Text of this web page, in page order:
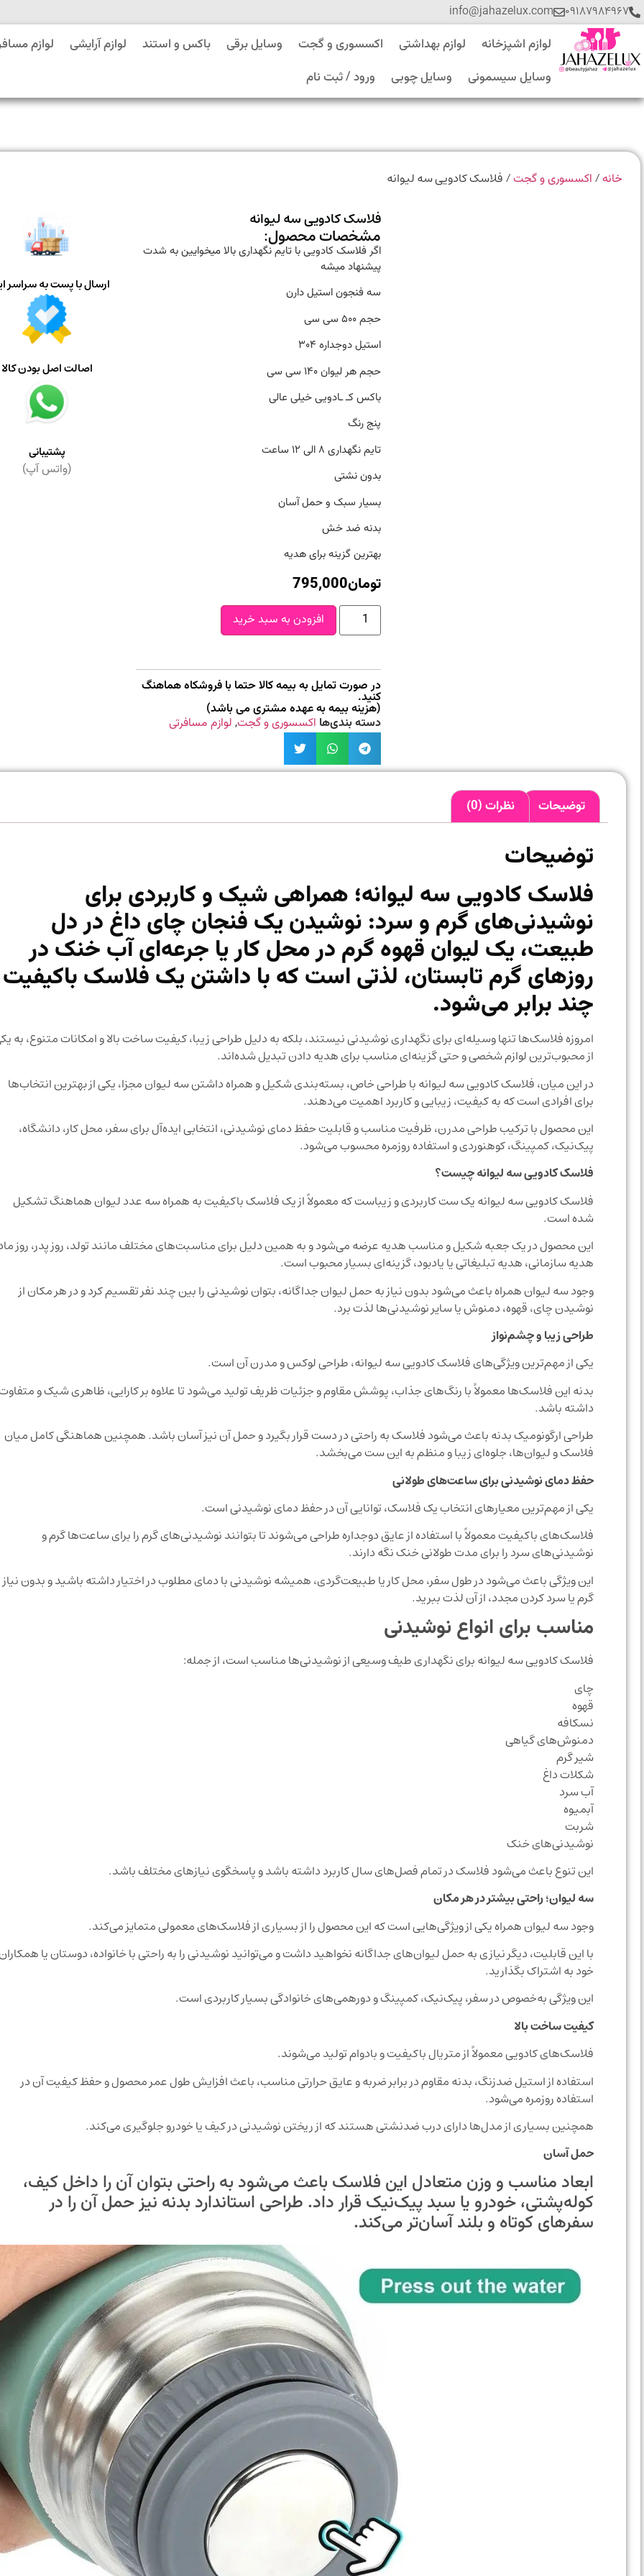
۰۹۱۸۷۹۸۴۹۶۷ info@jahazelux.com
لوازم اشپزخانه لوازم بهداشتی اکسسوری و گجت وسایل برقی باکس و استند لوازم آرایشی
لوازم
وسایل سیسمونی
وسایل چوبی ورود / ثبت نام
خانه/ اکسسوری و گجت/ فلاسک کادویی سه لیوانه
فلاسک کادویی سه لیوانه
مشخصات محصول:
اگر فلاسک کادویی با تایم نگهداری بالا میخوایین به شدت
پیشنهاد میشه
سه فنجون استیل دارن
حجم ۵۰۰ سی سی
استیل دوجداره ۳۰۴
حجم هر لیوان ۱۴۰ سی سی
باکس کـ‌ ـادویی خیلی عالی
پنج رنگ
تایم نگهداری ۸ الی ۱۲ ساعت
بدون نشتی
بسیار سبک و حمل آسان
بدنه ضد خش
بهترین گزینه برای هدیه
تومان795,000
افزودن به سبد خرید
در صورت تمایل به بیمه کالا حتما با فروشکاه هماهنگ
کنید.
(هزینه بیمه به عهده مشتری می باشد)
دسته بندی‌ها اکسسوری و گجت, لوازم مسافرتی
ارسال با پست به سراسر
اصالت اصل بودن کالا
پشتیبانی
(واتس آپ)
توضیحات نظرات (0)
توضیحات
فلاسک کادویی سه لیوانه؛ همراهی شیک و کاربردی برای
نوشیدنی‌های گرم و سرد: نوشیدن یک فنجان چای داغ در دل
طبیعت، یک لیوان قهوه گرم در محل کار یا جرعه‌ای آب خنک در
روزهای گرم تابستان، لذتی است که با داشتن یک فلاسک باکیفیت
چند برابر می‌شود.
امروزه فلاسک‌ها تنها وسیله‌ای برای نگهداری نوشیدنی نیستند، بلکه به دلیل طراحی زیبا، کیفیت ساخت بالا و امکانات متنوع، به
از محبوب‌ترین لوازم شخصی و حتی گزینه‌ای مناسب برای هدیه دادن تبدیل شده‌اند.
در این میان، فلاسک کادویی سه لیوانه با طراحی خاص، بسته‌بندی شکیل و همراه داشتن سه لیوان مجزا، یکی از بهترین انتخاب‌ها
برای افرادی است که به کیفیت، زیبایی و کاربرد اهمیت می‌دهند.
این محصول با ترکیب طراحی مدرن، ظرفیت مناسب و قابلیت حفظ دمای نوشیدنی، انتخابی ایده‌آل برای سفر، محل کار، دانشگاه،
پیک‌نیک، کمپینگ، کوهنوردی و استفاده روزمره محسوب می‌شود.
فلاسک کادویی سه لیوانه چیست؟
فلاسک کادویی سه لیوانه یک ست کاربردی و زیباست که معمولاً از یک فلاسک باکیفیت به همراه سه عدد لیوان هماهنگ تشکیل
شده است.
این محصول در یک جعبه شکیل و مناسب هدیه عرضه می‌شود و به همین دلیل برای مناسبت‌های مختلف مانند تولد، روز پدر، روز
هدیه سازمانی، هدیه تبلیغاتی یا یادبود، گزینه‌ای بسیار محبوب است.
وجود سه لیوان همراه باعث می‌شود بدون نیاز به حمل لیوان جداگانه، بتوان نوشیدنی را بین چند نفر تقسیم کرد و در هر مکان از
نوشیدن چای، قهوه، دمنوش یا سایر نوشیدنی‌ها لذت برد.
طراحی زیبا و چشم‌نواز
یکی از مهم‌ترین ویژگی‌های فلاسک کادویی سه لیوانه، طراحی لوکس و مدرن آن است.
بدنه این فلاسک‌ها معمولاً با رنگ‌های جذاب، پوشش مقاوم و جزئیات ظریف تولید می‌شود تا علاوه بر کارایی، ظاهری شیک و
داشته باشد.
طراحی ارگونومیک بدنه باعث می‌شود فلاسک به راحتی در دست قرار بگیرد و حمل آن نیز آسان باشد. همچنین هماهنگی کامل میان
فلاسک و لیوان‌ها، جلوه‌ای زیبا و منظم به این ست می‌بخشد.
حفظ دمای نوشیدنی برای ساعت‌های طولانی
یکی از مهم‌ترین معیارهای انتخاب یک فلاسک، توانایی آن در حفظ دمای نوشیدنی است.
فلاسک‌های باکیفیت معمولاً با استفاده از عایق دوجداره طراحی می‌شوند تا بتوانند نوشیدنی‌های گرم را برای ساعت‌ها گرم و
نوشیدنی‌های سرد را برای مدت طولانی خنک نگه دارند.
این ویژگی باعث می‌شود در طول سفر، محل کار یا طبیعت‌گردی، همیشه نوشیدنی با دمای مطلوب در اختیار داشته باشید و بدون نیاز
گرم یا سرد کردن مجدد، از آن لذت ببرید.
مناسب برای انواع نوشیدنی
فلاسک کادویی سه لیوانه برای نگهداری طیف وسیعی از نوشیدنی‌ها مناسب است، از جمله:
چای
قهوه
نسکافه
دمنوش‌های گیاهی
شیر گرم
شکلات داغ
آب سرد
آبمیوه
شربت
نوشیدنی‌های خنک
این تنوع باعث می‌شود فلاسک در تمام فصل‌های سال کاربرد داشته باشد و پاسخگوی نیازهای مختلف باشد.
سه لیوان؛ راحتی بیشتر در هر مکان
وجود سه لیوان همراه یکی از ویژگی‌هایی است که این محصول را از بسیاری از فلاسک‌های معمولی متمایز می‌کند.
با این قابلیت، دیگر نیازی به حمل لیوان‌های جداگانه نخواهید داشت و می‌توانید نوشیدنی را به راحتی با خانواده، دوستان یا
خود به اشتراک بگذارید.
این ویژگی به‌خصوص در سفر، پیک‌نیک، کمپینگ و دورهمی‌های خانوادگی بسیار کاربردی است.
کیفیت ساخت بالا
فلاسک‌های کادویی معمولاً از متریال باکیفیت و بادوام تولید می‌شوند.
استفاده از استیل ضدزنگ، بدنه مقاوم در برابر ضربه و عایق حرارتی مناسب، باعث افزایش طول عمر محصول و حفظ کیفیت آن در
استفاده روزمره می‌شود.
همچنین بسیاری از مدل‌ها دارای درب ضدنشتی هستند که از ریختن نوشیدنی در کیف یا خودرو جلوگیری می‌کند.
حمل آسان
ابعاد مناسب و وزن متعادل این فلاسک باعث می‌شود به راحتی بتوان آن را داخل کیف،
کوله‌پشتی، خودرو یا سبد پیک‌نیک قرار داد. طراحی استاندارد بدنه نیز حمل آن را در
سفرهای کوتاه و بلند آسان‌تر می‌کند.